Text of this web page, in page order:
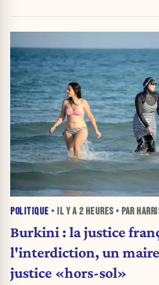
POLITIQUE • IL Y A 2 HEURES• PAR
Burkini : la justice
l'interdiction, un
justice «hors-sol»